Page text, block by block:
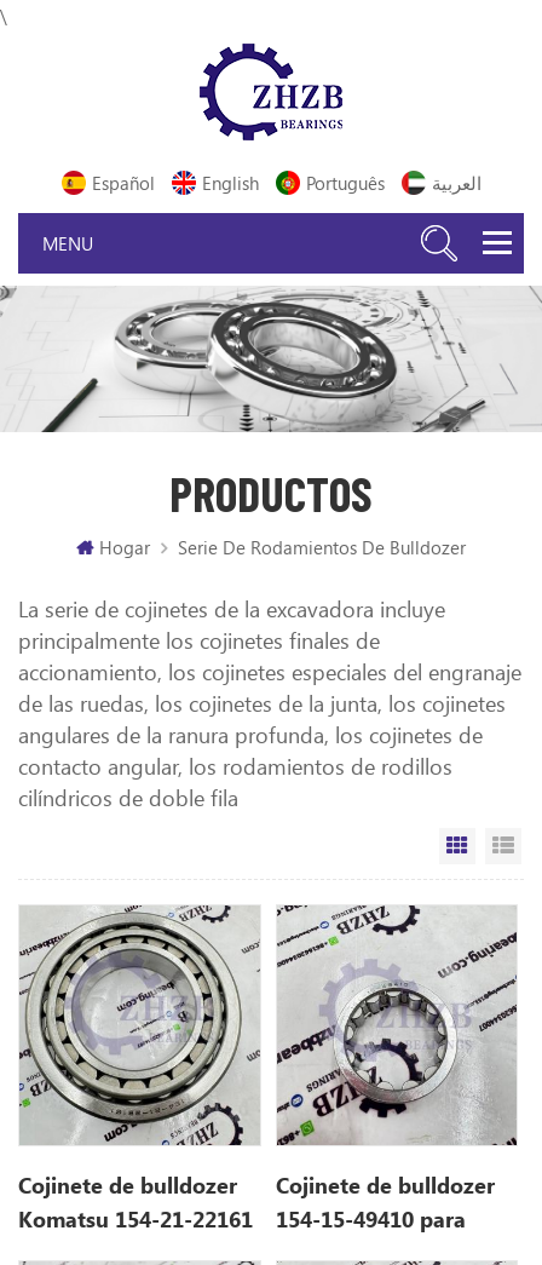
\
Español English Português العربية
PRODUCTOS
Hogar Serie De Rodamientos De Bulldozer
La serie de cojinetes de la excavadora incluye
principalmente los cojinetes finales de
accionamiento, los cojinetes especiales del engranaje
de las ruedas, los cojinetes de la junta, los cojinetes
angulares de la ranura profunda, los cojinetes de
contacto angular, los rodamientos de rodillos
cilíndricos de doble fila
Vista
Cojinete de bulldozer
Komatsu 154-21-22161
Cojinete de bulldozer
154-15-49410 para